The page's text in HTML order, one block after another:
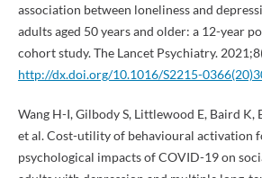
association between loneliness and
adults aged 50 years and older: a 12-year
cohort study. The Lancet Psychiatry.
http://dx.doi.org/10.1016/S2215-
Wang H-I, Gilbody S, Littlewood E, Baird K,
et al. Cost-utility of behavioural activation
psychological impacts of COVID-19 on